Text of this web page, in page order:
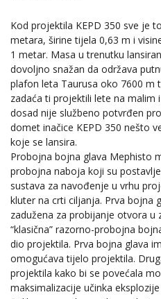
Kod projektila KEPD 350 sve je
metara, širine tijela 0,63 m i
1 metar. Masa u trenutku
dovoljno snažan da održava
plafon leta Taurusa oko 7600 m
zadaća ti projektili lete na malim
dosad nije službeno potvrđen
domet inačice KEPD 350 nešto
koje se lansira.
Probojna bojna glava Mephisto
probojna naboja koji su
sustava za navođenje u vrhu
kluter na crti ciljanja. Prva bojna
zadužena za probijanje otvora u
“klasična” razorno-probojna
dio projektila. Prva bojna glava
omogućava tijelo projektila.
projektila kako bi se povećala
maksimalizacije učinka